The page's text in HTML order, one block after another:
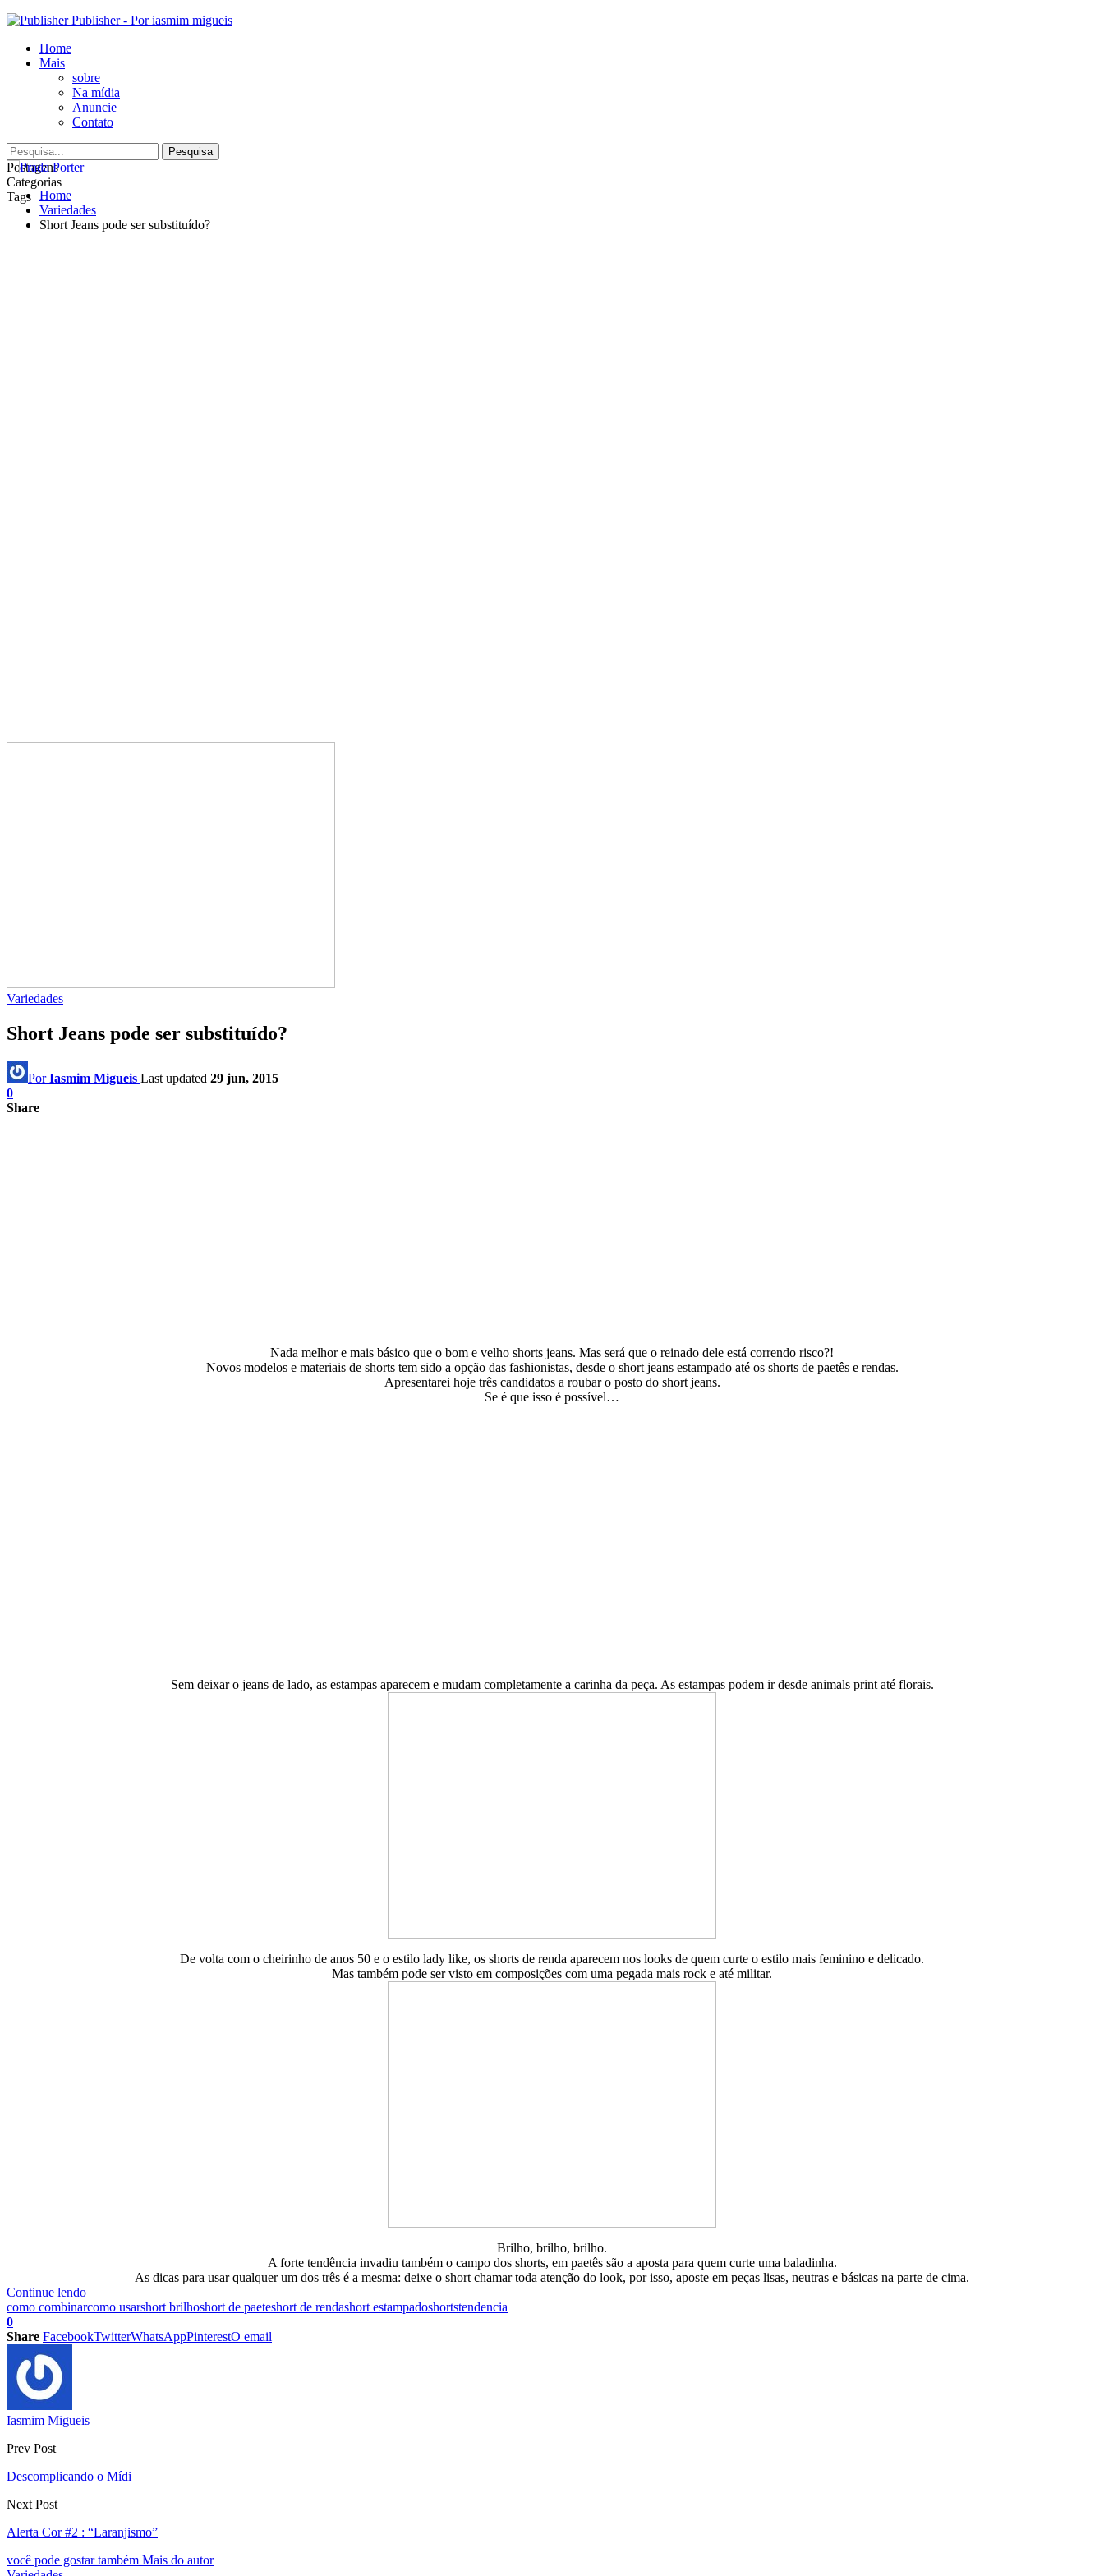
Publisher - Por iasmim migueis
Home
Mais
sobre
Na mídia
Anuncie
Contato
Postagens
Categorias
Tags Home
Variedades
Short Jeans pode ser substituído?
Variedades
Short Jeans pode ser substituído?
PorIasmim Migueis Last updated 29 jun, 2015
0
Share
Nada melhor e mais básico que o bom e velho shorts jeans. Mas será que o reinado dele está correndo risco?!
Novos modelos e materiais de shorts tem sido a opção das fashionistas, desde o short jeans estampado até os shorts de paetês e rendas.
Apresentarei hoje três candidatos a roubar o posto do short jeans.
Se é que isso é possível…
Sem deixar o jeans de lado, as estampas aparecem e mudam completamente a carinha da peça. As estampas podem ir desde animals print até florais.
De volta com o cheirinho de anos 50 e o estilo lady like, os shorts de renda aparecem nos looks de quem curte o estilo mais feminino e delicado.
Mas também pode ser visto em composições com uma pegada mais rock e até militar.
Brilho, brilho, brilho.
A forte tendência invadiu também o campo dos shorts, em paetês são a aposta para quem curte uma baladinha.
As dicas para usar qualquer um dos três é a mesma: deixe o short chamar toda atenção do look, por isso, aposte em peças lisas, neutras e básicas na parte de cima.
Continue lendo
como combinarcomo usarshort brilhoshort de paeteshort de rendashort estampadoshortstendencia
0
Share FacebookTwitterWhatsAppPinterestO email
Iasmim Migueis
Prev Post
Descomplicando o Mídi
Next Post
Alerta Cor #2 : “Laranjismo”
você pode gostar também Mais do autor